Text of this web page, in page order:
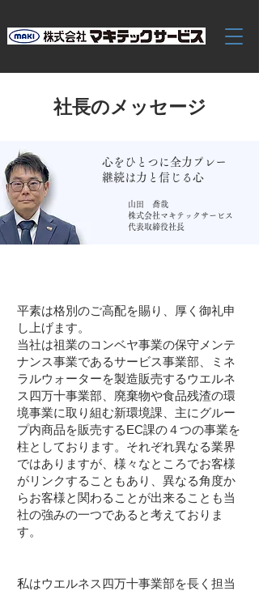
​社長のメッセージ​
山田 喬哉
株式会社マキテックサービス
代表取締役社長
心をひとつに全力プレー
継続は力と信じる心
​平素は格別のご高配を賜り、厚く御礼申
し上げます。
当社は祖業のコンベヤ事業の保守メンテ
ナンス事業であるサービス事業部、ミネ
ラルウォーターを製造販売するウエルネ
ス四万十事業部、廃棄物や食品残渣の環
境事業に取り組む新環境課、主にグルー
プ内商品を販売するEC課の４つの事業を
柱としております。それぞれ異なる業界
ではありますが、様々なところでお客様
がリンクすることもあり、異なる角度か
らお客様と関わることが出来ることも当
社の強みの一つであると考えておりま
す。
私はウエルネス四万十事業部を長く担当